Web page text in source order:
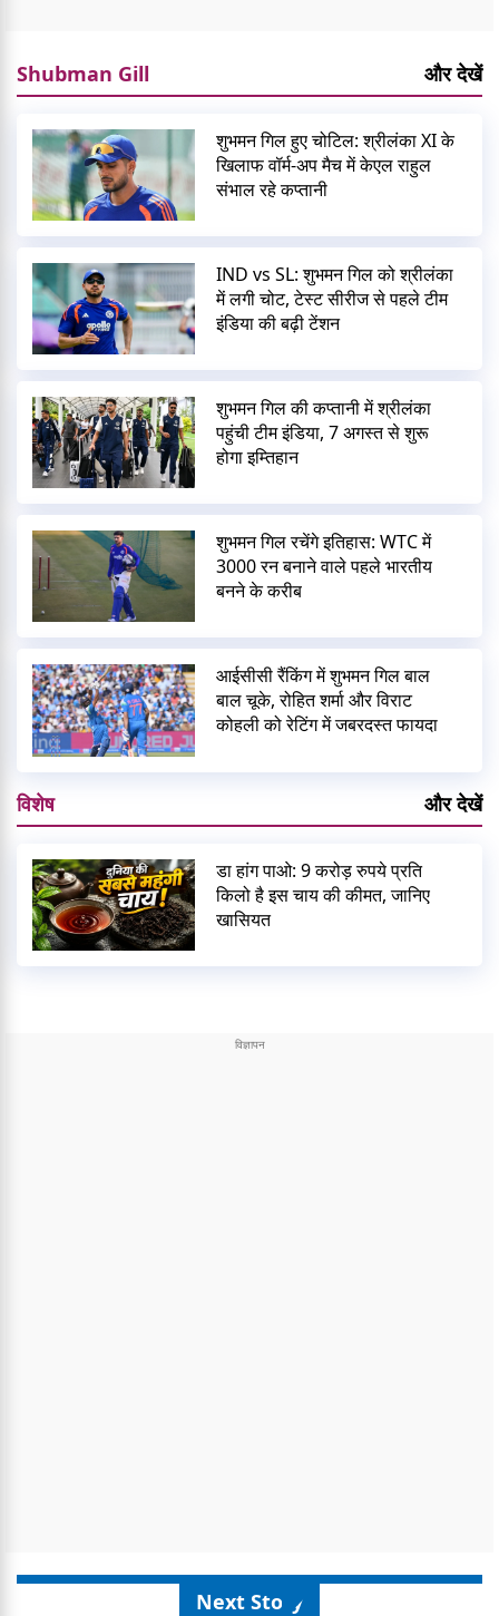
Shubman Gill और देखें
शुभमन गिल हुए चोटिल: श्रीलंका XI के
खिलाफ वॉर्म-अप मैच में केएल राहुल
संभाल रहे कप्तानी
IND vs SL: शुभमन गिल को श्रीलंका
में लगी चोट, टेस्ट सीरीज से पहले टीम
इंडिया की बढ़ी टेंशन
शुभमन गिल की कप्तानी में श्रीलंका
पहुंची टीम इंडिया, 7 अगस्त से शुरू
होगा इम्तिहान
शुभमन गिल रचेंगे इतिहास: WTC में
3000 रन बनाने वाले पहले भारतीय
बनने के करीब
आईसीसी रैंकिंग में शुभमन गिल बाल
बाल चूके, रोहित शर्मा और विराट
कोहली को रेटिंग में जबरदस्त फायदा
विशेष और देखें
डा हांग पाओ: 9 करोड़ रुपये प्रति
किलो है इस चाय की कीमत, जानिए
खासियत
Next Story